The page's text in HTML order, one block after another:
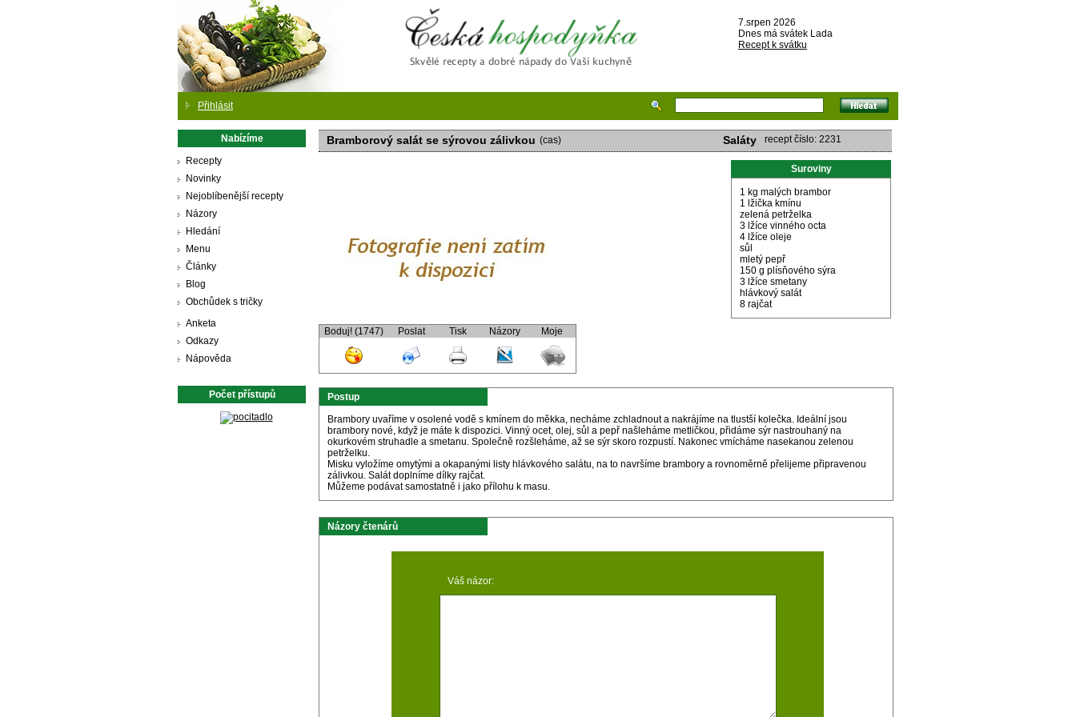
Česká hospodyňka
7.srpen 2026
Dnes má svátek Lada
Recept k svátku
Přihlásit
Nabízíme
Recepty
Novinky
Nejoblíbenější recepty
Názory
Hledání
Menu
Články
Blog
Obchůdek s tričky
Anketa
Odkazy
Nápověda
Počet přístupů
Bramborový salát se sýrovou zálivkou (cas) Saláty recept číslo: 2231
Boduj! (1747) Poslat Tisk Názory Moje
Suroviny
1 kg malých brambor
1 lžička kmínu
zelená petrželka
3 lžíce vinného octa
4 lžíce oleje
sůl
mletý pepř
150 g plísňového sýra
3 lžíce smetany
hlávkový salát
8 rajčat
Postup
Brambory uvaříme v osolené vodě s kmínem do měkka, necháme zchladnout a nakrájíme na tlustší kolečka. Ideální jsou
brambory nové, když je máte k dispozici. Vinný ocet, olej, sůl a pepř našleháme metličkou, přidáme sýr nastrouhaný na
okurkovém struhadle a smetanu. Společně rozšleháme, až se sýr skoro rozpustí. Nakonec vmícháme nasekanou zelenou
petrželku.
Misku vyložíme omytými a okapanými listy hlávkového salátu, na to navršíme brambory a rovnoměrně přelijeme připravenou
zálivkou. Salát doplníme dílky rajčat.
Můžeme podávat samostatně i jako přílohu k masu.
Názory čtenárů
Váš názor: